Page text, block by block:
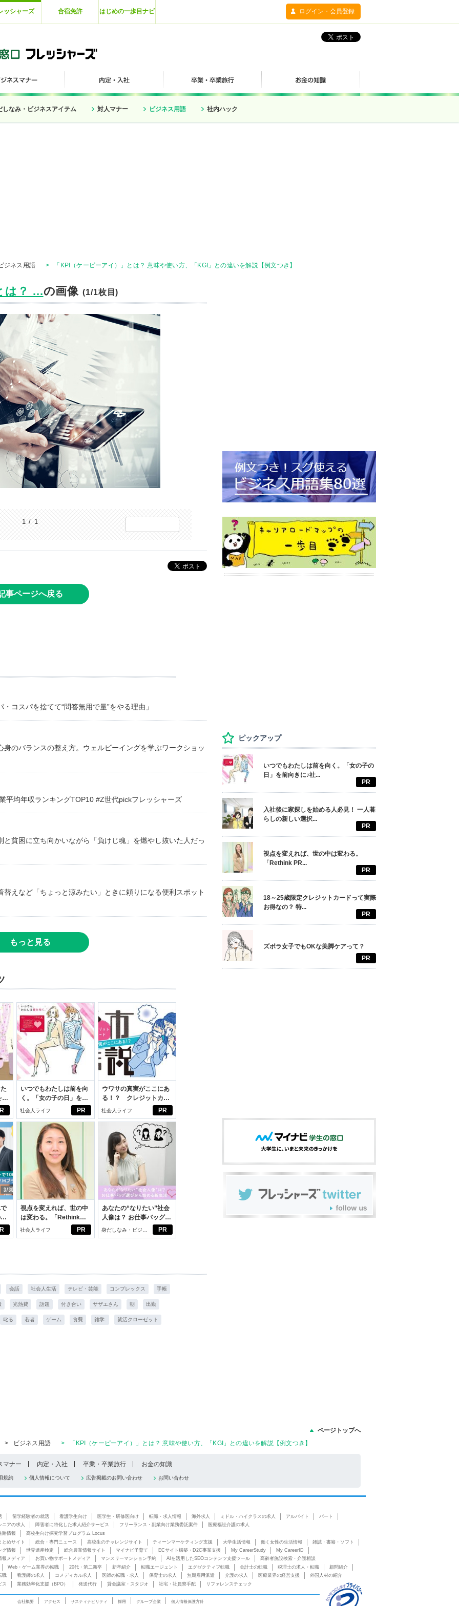
ッシャーズ 合宿免許 はじめの一歩目ナビ ログイン・会員登録
しなみ・ビジネスアイテム 対人マナー ビジネス用語 社内ハック
ジネス用語 > 「KPI（ケーピーアイ）」とは？ 意味や使い方、「KGI」との違いを解説【例文つき】
は？ ...の画像(1/1枚目)
1 / 1
事ページへ戻る
スパを捨てて“問答無用で量”をやる理由」
のバランスの整え方。ウェルビーイングを学ぶワークショッ
平均年収ランキングTOP10 #Z世代pickフレッシャーズ
貧困に立ち向かいながら「負けじ魂」を燃やし抜いた人だっ
えなど「ちょっと涼みたい」ときに頼りになる便利スポット
もっと見る
は
。
PR
いつでもわたしは前を向
く。「女の子の日」を前
向きに♪社会人エリ・大
社会人ライフ PR
ウワサの真実がここにあ
る！？ クレジットカー
ドの都市伝説
社会人ライフ
PR
視点を変えれば、世の中
は変わる。「Rethink
PROJECT」がつたえた
社会人ライフ PR
あなたの“なりたい”社会
人像は？ お仕事バッグ選
びから始める新生活
身だしなみ・ビジネ
スアイテム
会話 社会人生活 テレビ・芸能 コンプレックス 手帳
光熱費 話題 付き合い サザエさん 朝 出勤
叱る 若者 ゲーム 食費 雑学. 就活クローゼット
ピックアップ
いつでもわたしは前を向く。「女の子の
日」を前向きに♪社...
PR
入社後に家探しを始める人必見！ 一人暮
らしの新しい選択...
PR
視点を変えれば、世の中は変わる。
「Rethink PR...
PR
18～25歳限定クレジットカードって実際
お得なの？ 特...
PR
ズボラ女子でもOKな美脚ケアって？
PR
ページトップへ
>
ビジネス用語 > 「KPI（ケーピーアイ）」とは？ 意味や使い方、「KGI」との違いを解説【例文つき】
マナー 内定・入社 卒業・卒業旅行 お金の知識
規約 個人情報について 広告掲載のお問い合わせ お問い合わせ
留学経験者の就活 看護学生向け 医学生・研修医向け 転職・求人情報 海外求人 ミドル・ハイクラスの求人 アルバイト
パート
ニアの求人
障害者に特化した求人紹介サービス フリーランス・副業向け業務委託案件
医療福祉介護の求人
路情報
高校生向け探究学習プログラム Locus
とめサイト
総合・専門ニュース 高校生のチャレンジサイト ティーンマーケティング支援 大学生活情報 働く女性の生活情報
雑誌・書籍・ソフト
グ情報
世界遺産検定 総合農業情報サイト マイナビ子育て ECサイト構築・D2C事業支援 My CareerStudy
My CareerID
報メディア
お買い物サポートメディア マンスリーマンション予約 AIを活用したSEOコンテンツ支援ツール
高齢者施設検索・介護相談
Web・ゲーム業界の転職
20代・第二新卒 新卒紹介 転職エージェント エグゼクティブ転職 会計士の転職 税理士の求人・転職
顧問紹介
職
看護師の求人 コメディカル求人 医師の転職・求人 保育士の求人 無期雇用派遣 介護の求人 医療業界の経営支援
外国人材の紹介
ス
業務効率化支援（BPO） 発送代行 貸会議室・スタジオ 社宅・社員寮手配 リファレンスチェック
会社概要 アクセス サスティナビリティ 採用 グループ企業 個人情報保護方針